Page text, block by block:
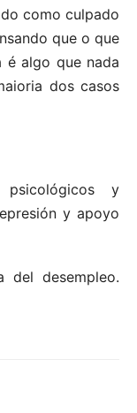
como culpado
que o que
é algo que nada
dos casos
psicológicos y
y apoyo
del desempleo.